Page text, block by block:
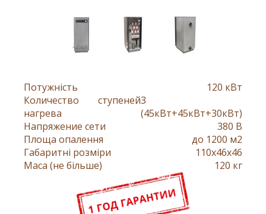
Потужність
120 кВт
Количество ступеней
нагрева
3
(45кВт+45кВт+30кВт)
Напряжение сети
380 В
Площа опалення
до 1200 м2
Габаритні розміри
110x46x46
Маса (не більше)
120 кг